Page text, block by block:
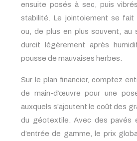
ensuite posés à sec, puis
stabilité. Le jointoiement se fait
ou, de plus en plus souvent, au
durcit légèrement après
pousse de mauvaises herbes.
Sur le plan financier, comptez
de main-d’œuvre pour une
auxquels s’ajoutent le coût des
du géotextile. Avec des pavés
d’entrée de gamme, le prix